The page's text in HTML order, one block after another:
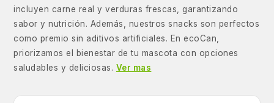
incluyen carne real y verduras frescas, garantizando
sabor y nutrición. Además, nuestros snacks son perfectos
como premio sin aditivos artificiales. En ecoCan,
priorizamos el bienestar de tu mascota con opciones
saludables y deliciosas. Ver mas